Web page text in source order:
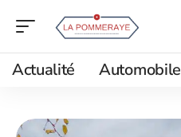
Actualité Automobile